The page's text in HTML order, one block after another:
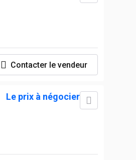
Contacter le vendeur
Le prix à négocier